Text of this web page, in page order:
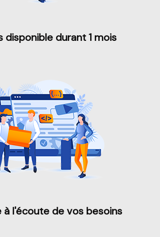
disponible durant 1 mois
à l'écoute de vos besoins